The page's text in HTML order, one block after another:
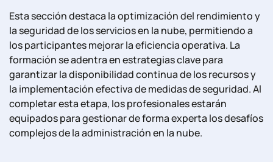
Esta sección destaca la optimización del rendimiento y
la seguridad de los servicios en la nube, permitiendo a
los participantes mejorar la eficiencia operativa. La
formación se adentra en estrategias clave para
garantizar la disponibilidad continua de los recursos y
la implementación efectiva de medidas de seguridad. Al
completar esta etapa, los profesionales estarán
equipados para gestionar de forma experta los desafíos
complejos de la administración en la nube.